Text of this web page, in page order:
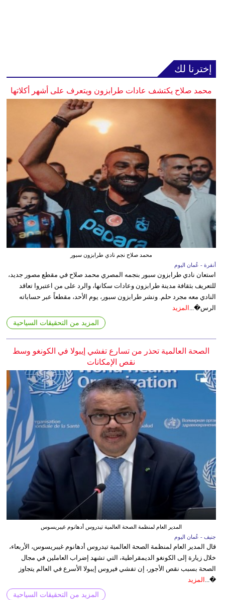
إخترنا لك
محمد صلاح يكتشف عادات طرابزون ويتعرف على أشهر أكلاتها
محمد صلاح نجم نادي طرابزون سبور
أنقرة - عُمان اليوم
استعان نادي طرابزون سبور بنجمه المصري محمد صلاح في مقطع مصور جديد،
للتعريف بثقافة مدينة طرابزون وعادات سكانها، والرد على من اعتبروا تعاقد
النادي معه مجرد حلم. ونشر طرابزون سبور، يوم الأحد، مقطعاً عبر حساباته
الرس�... المزيد
المزيد من التحقيقات السياحية
الصحة العالمية تحذر من تسارع تفشي إيبولا في الكونغو وسط
نقص الإمكانات
المدير العام لمنظمة الصحة العالمية تيدروس أدهانوم غيبريسوس
جنيف - عُمان اليوم
قال المدير العام لمنظمة الصحة العالمية تيدروس أدهانوم غيبريسوس، الأربعاء،
خلال زيارة إلى الكونغو الديمقراطية، التي تشهد إضراب العاملين في مجال
الصحة بسبب نقص الأجور، إن تفشي فيروس إيبولا الأسرع في العالم يتجاوز
�... المزيد
المزيد من التحقيقات السياحية